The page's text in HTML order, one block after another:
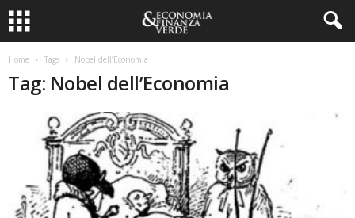
Home Tags Nobel dell’Economia
Tag: Nobel dell’Economia